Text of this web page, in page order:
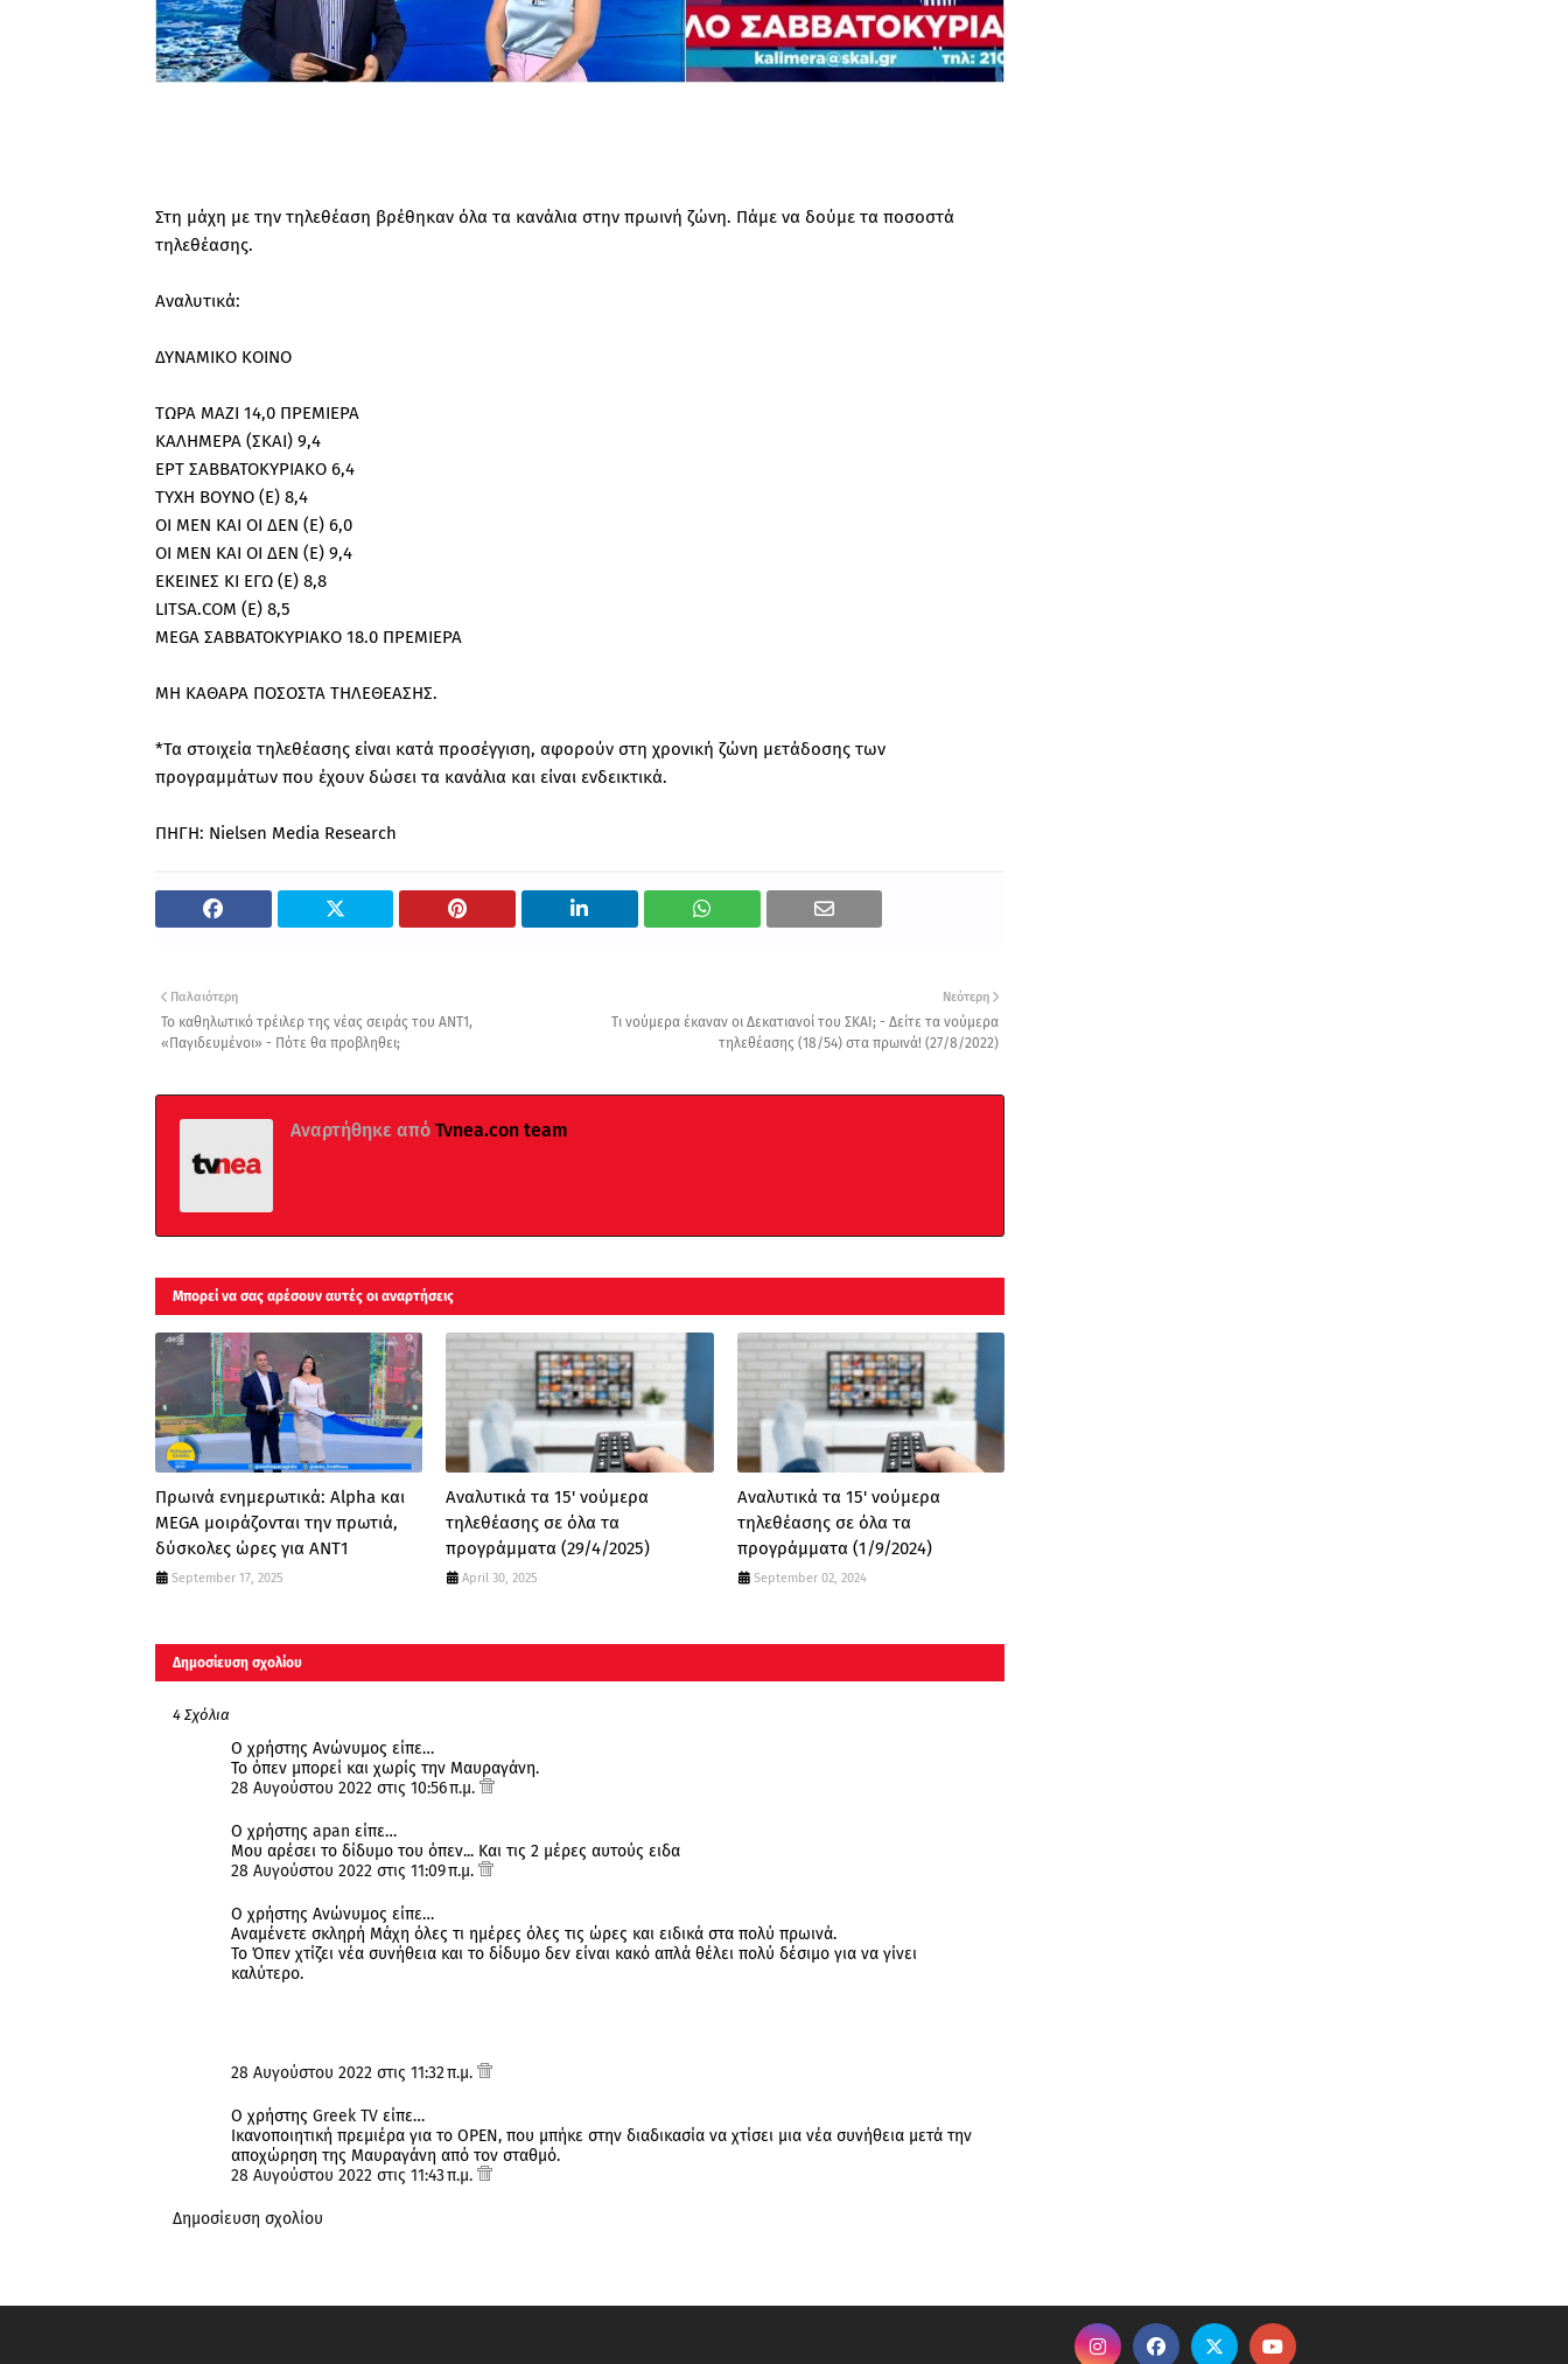
Στη μάχη με την τηλεθέαση βρέθηκαν όλα τα κανάλια στην πρωινή ζώνη. Πάμε να δούμε τα ποσοστά
τηλεθέασης.
Αναλυτικά:
ΔΥΝΑΜΙΚΟ ΚΟΙΝΟ
ΤΩΡΑ ΜΑΖΙ 14,0 ΠΡΕΜΙΕΡΑ
ΚΑΛΗΜΕΡΑ (ΣΚΑΙ) 9,4
ΕΡΤ ΣΑΒΒΑΤΟΚΥΡΙΑΚΟ 6,4
ΤΥΧΗ ΒΟΥΝΟ (Ε) 8,4
ΟΙ ΜΕΝ ΚΑΙ ΟΙ ΔΕΝ (Ε) 6,0
ΟΙ ΜΕΝ ΚΑΙ ΟΙ ΔΕΝ (Ε) 9,4
ΕΚΕΙΝΕΣ ΚΙ ΕΓΩ (Ε) 8,8
LITSA.COM (E) 8,5
MEGA ΣΑΒΒΑΤΟΚΥΡΙΑΚΟ 18.0 ΠΡΕΜΙΕΡΑ
ΜΗ ΚΑΘΑΡΑ ΠΟΣΟΣΤΑ ΤΗΛΕΘΕΑΣΗΣ.
*Τα στοιχεία τηλεθέασης είναι κατά προσέγγιση, αφορούν στη χρονική ζώνη μετάδοσης των
προγραμμάτων που έχουν δώσει τα κανάλια και είναι ενδεικτικά.
ΠΗΓΗ: Nielsen Media Research
Νεότερη
Τι νούμερα έκαναν οι Δεκατιανοί του ΣΚΑΙ; - Δείτε τα νούμερα
τηλεθέασης (18/54) στα πρωινά! (27/8/2022)
Παλαιότερη
Το καθηλωτικό τρέιλερ της νέας σειράς του ΑΝΤ1,
«Παγιδευμένοι» - Πότε θα προβληθει;
Αναρτήθηκε από Tvnea.con team
Μπορεί να σας αρέσουν αυτές οι αναρτήσεις
Πρωινά ενημερωτικά: Alpha και
MEGA μοιράζονται την πρωτιά,
δύσκολες ώρες για ΑΝΤ1
September 17, 2025
Αναλυτικά τα 15' νούμερα
τηλεθέασης σε όλα τα
προγράμματα (29/4/2025)
April 30, 2025
Αναλυτικά τα 15' νούμερα
τηλεθέασης σε όλα τα
προγράμματα (1/9/2024)
September 02, 2024
Δημοσίευση σχολίου
4 Σχόλια
Ο χρήστης Ανώνυμος είπε…
Το όπεν μπορεί και χωρίς την Μαυραγάνη.
28 Αυγούστου 2022 στις 10:56 π.μ.
Ο χρήστης apan είπε…
Μου αρέσει το δίδυμο του όπεν... Και τις 2 μέρες αυτούς ειδα
28 Αυγούστου 2022 στις 11:09 π.μ.
Ο χρήστης Ανώνυμος είπε…
Αναμένετε σκληρή Μάχη όλες τι ημέρες όλες τις ώρες και ειδικά στα πολύ πρωινά.
Το Όπεν χτίζει νέα συνήθεια και το δίδυμο δεν είναι κακό απλά θέλει πολύ δέσιμο για να γίνει
καλύτερο.
28 Αυγούστου 2022 στις 11:32 π.μ.
Ο χρήστης Greek TV είπε…
Ικανοποιητική πρεμιέρα για το OPEN, που μπήκε στην διαδικασία να χτίσει μια νέα συνήθεια μετά την
αποχώρηση της Μαυραγάνη από τον σταθμό.
28 Αυγούστου 2022 στις 11:43 π.μ.
Δημοσίευση σχολίου